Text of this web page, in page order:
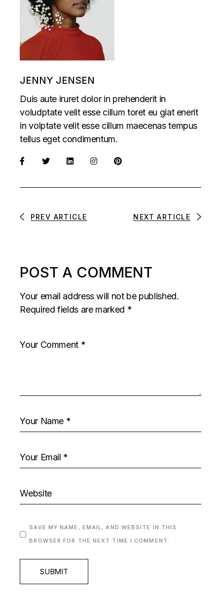
JENNY JENSEN
Duis aute iruret dolor in prehenderit in
voludptate velit esse cillum toret eu giat enerit
in volptate velit esse cillum maecenas tempus
tellus eget condimentum.
PREV ARTICLE NEXT ARTICLE
POST A COMMENT
Your email address will not be published.
Required fields are marked *
SAVE MY NAME, EMAIL, AND WEBSITE IN THIS
BROWSER FOR THE NEXT TIME I COMMENT.
SUBMIT